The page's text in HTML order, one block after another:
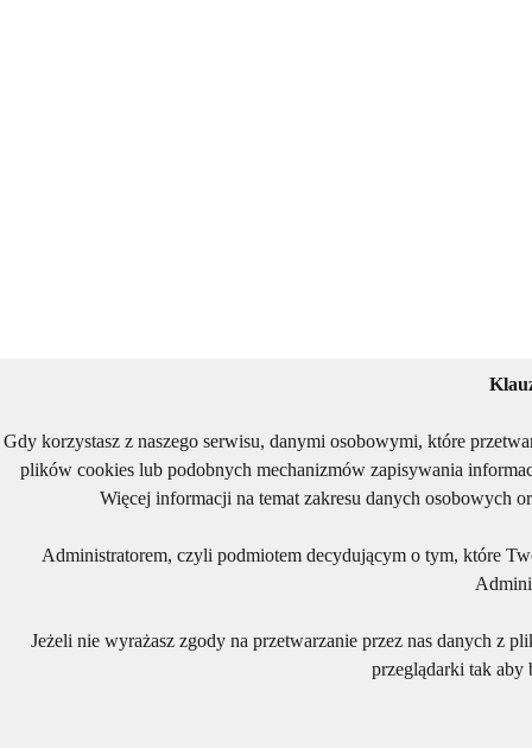
Gdy korzystasz z naszego serwisu, danymi osobowymi, które
plików cookies lub podobnych mechanizmów zapisywania
Więcej informacji na temat zakresu danych osobowych
Administratorem, czyli podmiotem decydującym o tym, które
Jeżeli nie wyrażasz zgody na przetwarzanie przez nas danych z
przeglądarki tak aby